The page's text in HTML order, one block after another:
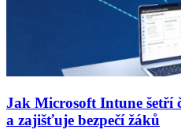
Jak Microsoft Intune šetří
a zajišťuje bezpečí žáků